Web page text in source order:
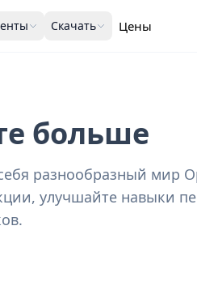
Скачать Цены
больше
разнообразный мир
улучшайте навыки